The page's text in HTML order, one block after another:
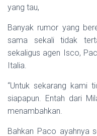
yang tau,
Banyak rumor yang
sama sekali tidak
sekaligus agen Isco,
Italia.
“Untuk sekarang kami
siapapun. Entah dari
menambahkan.
Bahkan Paco ayahnya